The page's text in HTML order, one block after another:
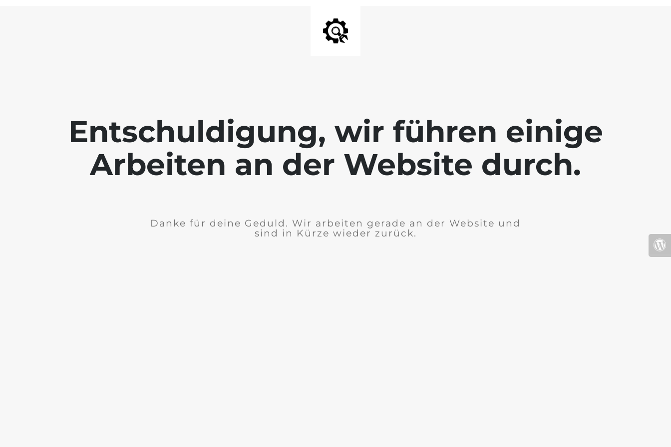
Entschuldigung, wir führen einige
Arbeiten an der Website durch.
Danke für deine Geduld. Wir arbeiten gerade an der Website und
sind in Kürze wieder zurück.